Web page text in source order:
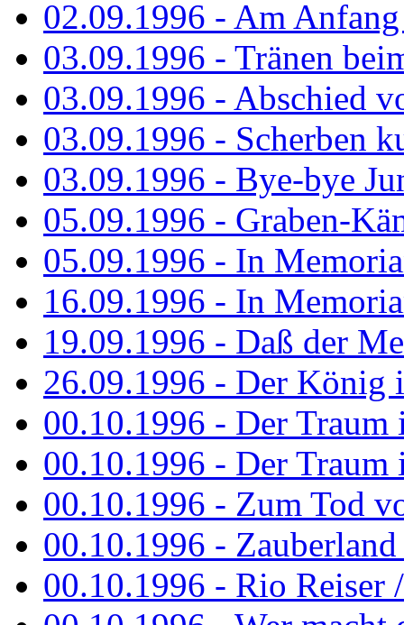
02.09.1996 - Am
03.09.1996 - Tränen
03.09.1996 - Abschied
03.09.1996 - Scherben
03.09.1996 - Bye-bye
05.09.1996 - Graben-
05.09.1996 - In
16.09.1996 - In
19.09.1996 - Daß der
26.09.1996 - Der König
00.10.1996 - Der Traum
00.10.1996 - Der Traum
00.10.1996 - Zum Tod
00.10.1996 -
00.10.1996 - Rio Reiser